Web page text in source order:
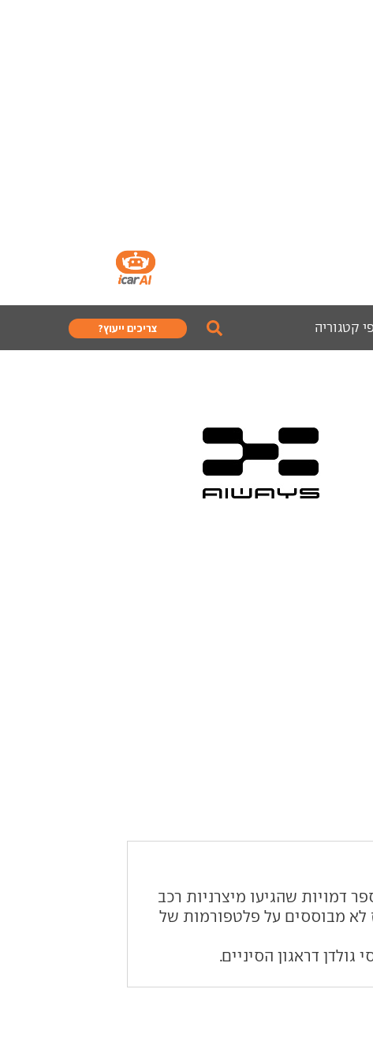
קטגוריה צריכים ייעוץ?
ברכבים חשמליים. הוא נוסד בשנת 2017 על ידי מספר דמויות שהגיעו מיצרניות רכב
לא מבוססים על פלטפורמות של
דראגון הסיניים.